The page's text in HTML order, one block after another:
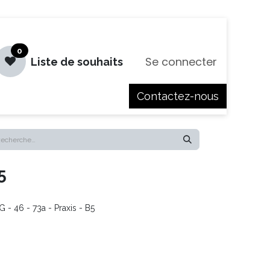
0
Liste de souhaits Se connecter
Contactez-nous
- 46 - 73a - Praxis - B5